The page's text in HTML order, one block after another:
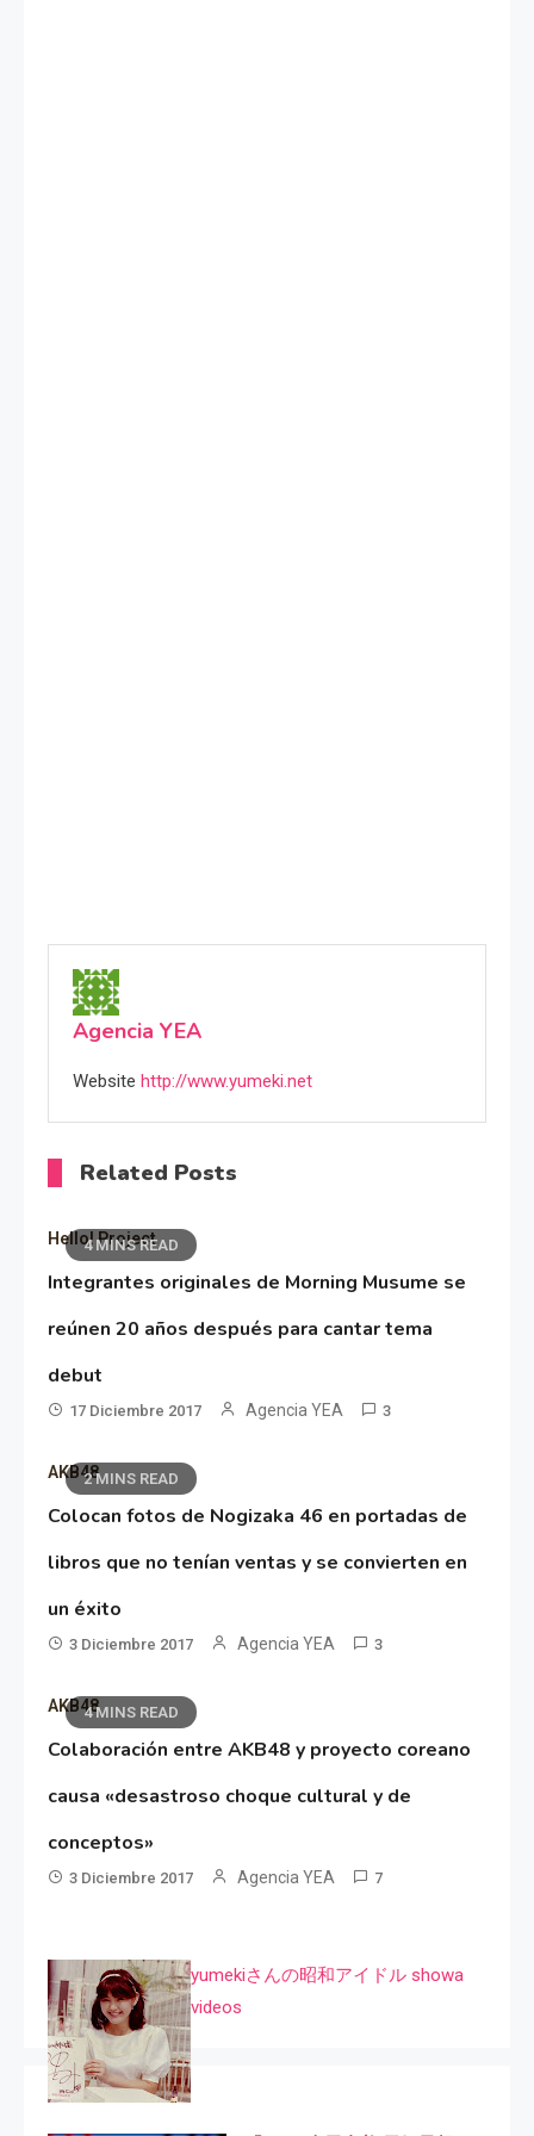
Agencia YEA
Website http://www.yumeki.net
Related Posts
4 MINS READ
Hello! Project
Integrantes originales de Morning Musume se
reúnen 20 años después para cantar tema
debut
17 Diciembre 2017 Agencia YEA 3
2 MINS READ
AKB48
Colocan fotos de Nogizaka 46 en portadas de
libros que no tenían ventas y se convierten en
un éxito
3 Diciembre 2017 Agencia YEA 3
4 MINS READ
AKB48
Colaboración entre AKB48 y proyecto coreano
causa «desastroso choque cultural y de
conceptos»
3 Diciembre 2017 Agencia YEA 7
yumekiさんの昭和アイドル showa
videos